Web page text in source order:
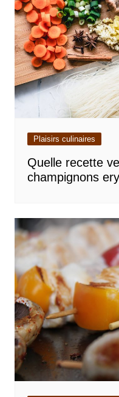
Plaisirs culinaires
Quelle recette
champignons